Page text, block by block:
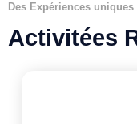
Des Expériences uniques
Activitées